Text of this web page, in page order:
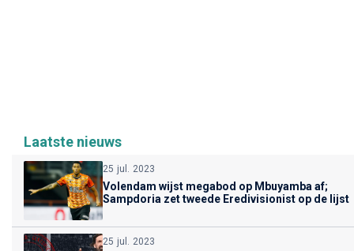
Laatste nieuws
25 jul. 2023
Volendam wijst megabod op Mbuyamba af;
Sampdoria zet tweede Eredivisionist op de lijst
25 jul. 2023